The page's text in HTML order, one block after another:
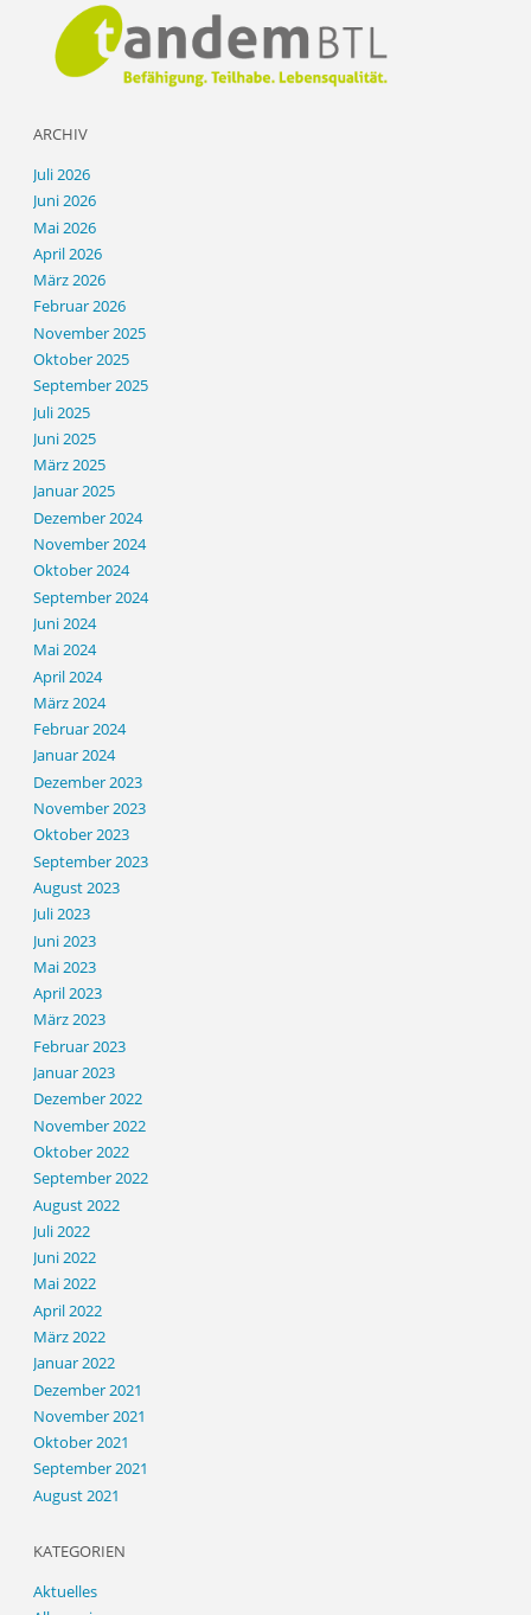
ARCHIV
Juli 2026
Juni 2026
Mai 2026
April 2026
März 2026
Februar 2026
November 2025
Oktober 2025
September 2025
Juli 2025
Juni 2025
März 2025
Januar 2025
Dezember 2024
November 2024
Oktober 2024
September 2024
Juni 2024
Mai 2024
April 2024
März 2024
Februar 2024
Januar 2024
Dezember 2023
November 2023
Oktober 2023
September 2023
August 2023
Juli 2023
Juni 2023
Mai 2023
April 2023
März 2023
Februar 2023
Januar 2023
Dezember 2022
November 2022
Oktober 2022
September 2022
August 2022
Juli 2022
Juni 2022
Mai 2022
April 2022
März 2022
Januar 2022
Dezember 2021
November 2021
Oktober 2021
September 2021
August 2021
KATEGORIEN
Aktuelles